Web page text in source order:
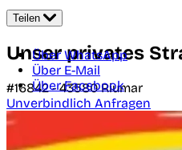
Teilen
Über WhatsApp
Über E-Mail
Über Facebook
Unser privates
#16842 -43580Riumar
Unverbindlich Anfragen